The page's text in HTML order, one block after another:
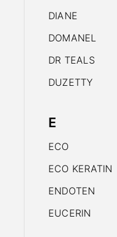
DIANE
DOMANEL
DR TEALS
DUZETTY
E
ECO
ECO KERATIN
ENDOTEN
EUCERIN